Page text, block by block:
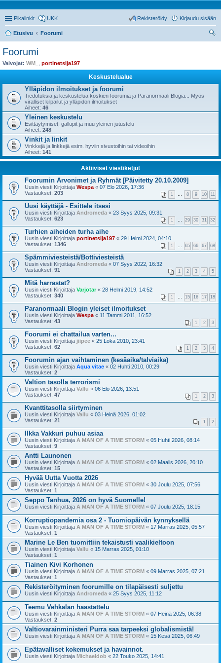
Pikalinkit UKK Kirjaudu sisään
Rekisteröidy
Etusivu
Foorumi
Foorumi
Valvojat: WM_ portinetsija197
Keskustelualue
Ylläpidon ilmoitukset ja foorumi
Tiedotuksia ja keskustelua koskien foorumia ja Paranormaali Blogia... Myös
viralliset kilpailut ja ylläpidon ilmoitukset
Aiheet: 46
Yleinen keskustelu
Esittäytymiset, gallupit ja muu yleinen jutustelu
Aiheet: 248
Vinkit ja linkit
Vinkkejä ja linkkejä esim. hyviin sivustoihin tai videoihin
Aiheet: 141
Aktiiviset viestiketjut
Foorumin Arvonimet ja Ryhmät [Päivitetty 20.10.2009]
Uusin viesti Kirjoittaja Wespa « 07 Elo 2026, 17:36
Vastaukset: 203 1 8 9 10 11
Uusi käyttäjä - Esittele itsesi
Uusin viesti Kirjoittaja Andromeda « 23 Syys 2025, 09:31
Vastaukset: 623 1 29 30 31 32
Turhien aiheiden turha aihe
Uusin viesti Kirjoittaja portinetsija197 « 29 Helmi 2024, 04:10
Vastaukset: 1346 1 65 66 67 68
Spämmiviesteistä/Bottiviesteistä
Uusin viesti Kirjoittaja Andromeda « 07 Syys 2022, 16:32
Vastaukset: 91 1 2 3 4 5
Mitä harrastat?
Uusin viesti Kirjoittaja Varjotar« 28 Helmi 2019, 14:52
Vastaukset: 340 1 15 16 17 18
Paranormaali Blogin yleiset ilmoitukset
Uusin viesti Kirjoittaja Wespa « 11 Tammi 2011, 16:52
Vastaukset: 43 1 2 3
Foorumi ei chattailua varten...
Uusin viesti Kirjoittaja jiipee « 25 Loka 2010, 23:41
Vastaukset: 62 1 2 3 4
Foorumin ajan vaihtaminen (kesäaika/talviaika)
Uusin viesti Kirjoittaja Aqua vitae « 02 Huhti 2010, 00:29
Vastaukset: 2
Valtion tasolla terrorismi
Uusin viesti Kirjoittaja Vallu « 06 Elo 2026, 13:51
Vastaukset: 47 1 2 3
Kvanttitasolla siirtyminen
Uusin viesti Kirjoittaja Vallu « 03 Heinä 2026, 01:02
Vastaukset: 21 1 2
Ilkka Vakkuri puhuu asiaa
Uusin viesti Kirjoittaja A MAN OF A TIME STORM « 05 Huhti 2026, 08:14
Vastaukset: 9
Antti Launonen
Uusin viesti Kirjoittaja A MAN OF A TIME STORM « 02 Maalis 2026, 20:10
Vastaukset: 15
Hyvää Uutta Vuotta 2026
Uusin viesti Kirjoittaja A MAN OF A TIME STORM « 30 Joulu 2025, 07:56
Vastaukset: 1
Seppo Tanhua, 2026 on hyvä Suomelle!
Uusin viesti Kirjoittaja A MAN OF A TIME STORM « 07 Joulu 2025, 18:15
Korruptiopandemia osa 2 - Tuomiopäivän kynnyksellä
Uusin viesti Kirjoittaja A MAN OF A TIME STORM « 17 Marras 2025, 05:57
Vastaukset: 1
Marine Le Ben tuomittiin tekaistusti vaalikieltoon
Uusin viesti Kirjoittaja Vallu « 15 Marras 2025, 01:10
Vastaukset: 1
Tiainen Kivi Korhonen
Uusin viesti Kirjoittaja A MAN OF A TIME STORM « 09 Marras 2025, 07:21
Vastaukset: 1
Rekisteröityminen foorumille on tilapäisesti suljettu
Uusin viesti Kirjoittaja Andromeda « 25 Syys 2025, 11:12
Teemu Vehkalan haastattelu
Uusin viesti Kirjoittaja A MAN OF A TIME STORM « 07 Heinä 2025, 06:38
Vastaukset: 2
Valtiovarainministeri Purra saa tarpeeksi globalismistä!
Uusin viesti Kirjoittaja A MAN OF A TIME STORM « 15 Kesä 2025, 06:49
Epätavalliset kokemukset ja havainnot.
Uusin viesti Kirjoittaja Michaeldob « 22 Touko 2025, 14:41